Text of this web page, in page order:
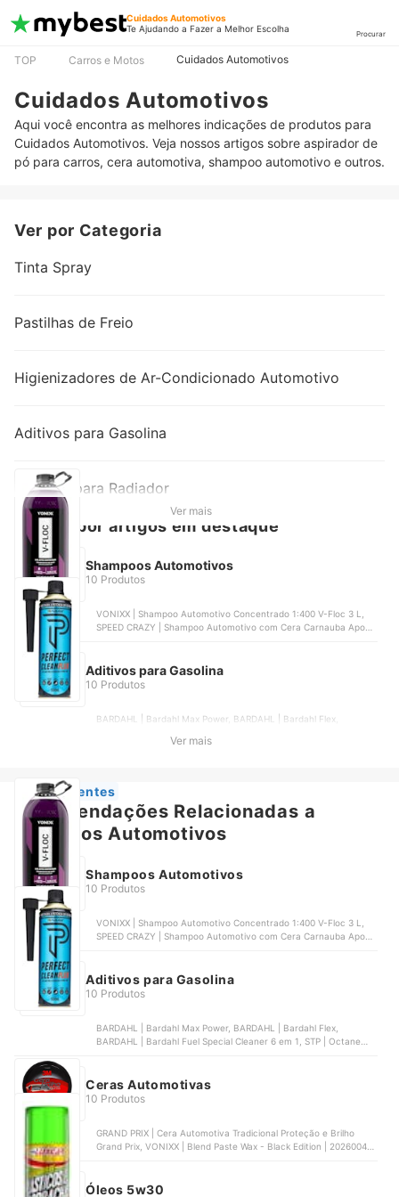
Cuidados Automotivos
Te Ajudando a Fazer a Melhor Escolha
Procurar
TOP Carros e Motos Cuidados Automotivos
Cuidados Automotivos
Aqui você encontra as melhores indicações de produtos para
Cuidados Automotivos. Veja nossos artigos sobre aspirador de
pó para carros, cera automotiva, shampoo automotivo e outros.
Ver por Categoria
Tinta Spray
Pastilhas de Freio
Higienizadores de Ar-Condicionado Automotivo
Aditivos para Gasolina
Aditivos para Radiador
Ver mais
Buscar por artigos em destaque
Shampoos Automotivos
10 Produtos
VONIXX | Shampoo Automotivo Concentrado 1:400 V-Floc 3 L,
SPEED CRAZY | Shampoo Automotivo com Cera Carnauba Apool
Aditivos para Gasolina
10 Produtos
BARDAHL | Bardahl Max Power, BARDAHL | Bardahl Flex,
Booster STP | ST-2090BR, MOTUL | Motul Octane Booster
Ver mais
Mais Recentes
Recomendações Relacionadas a
Cuidados Automotivos
Shampoos Automotivos
10 Produtos
VONIXX | Shampoo Automotivo Concentrado 1:400 V-Floc 3 L,
SPEED CRAZY | Shampoo Automotivo com Cera Carnauba Apool
Aditivos para Gasolina
10 Produtos
BARDAHL | Bardahl Max Power, BARDAHL | Bardahl Flex,
BARDAHL | Bardahl Fuel Special Cleaner 6 em 1, STP | Octane
Ceras Automotivas
10 Produtos
GRAND PRIX | Cera Automotiva Tradicional Proteção e Brilho
Grand Prix, VONIXX | Blend Paste Wax - Black Edition | 2026004,
Óleos 5w30